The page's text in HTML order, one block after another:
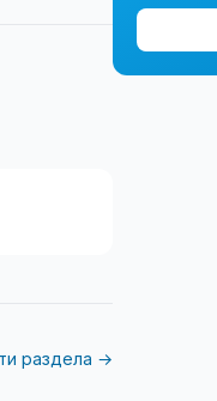
раздела →